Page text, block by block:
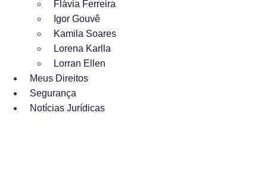
Flávia Ferreira
Igor Gouvê
Kamila Soares
Lorena Karlla
Lorran Ellen
Meus Direitos
Segurança
Notícias Jurídicas